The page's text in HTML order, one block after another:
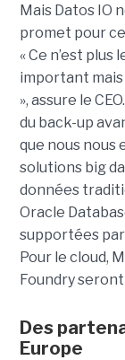
Mais Datos IO
promet pour
« Ce n’est plus
important mais
», assure le
du back-up
que nous nous
solutions big
données
Oracle
supportées
Pour le cloud,
Foundry
Des
Europe